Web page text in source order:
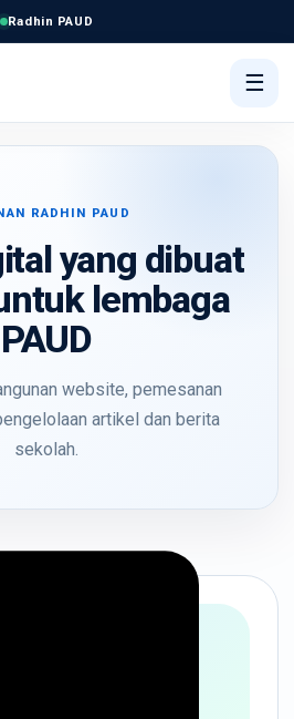
Radhin PAUD
☰
RADHIN PAUD
yang dibuat
lembaga
PAUD
website, pemesanan
artikel dan berita
sekolah.